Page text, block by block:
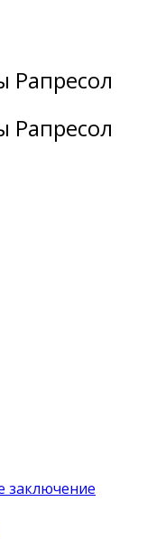
Рапресол
Рапресол
заключение